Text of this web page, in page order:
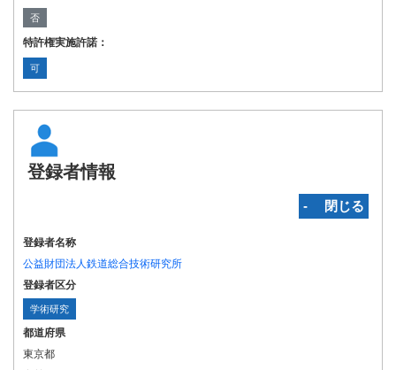
否
特許権実施許諾：
可
登録者情報
‐ 閉じる
登録者名称
公益財団法人鉄道総合技術研究所
登録者区分
学術研究
都道府県
東京都